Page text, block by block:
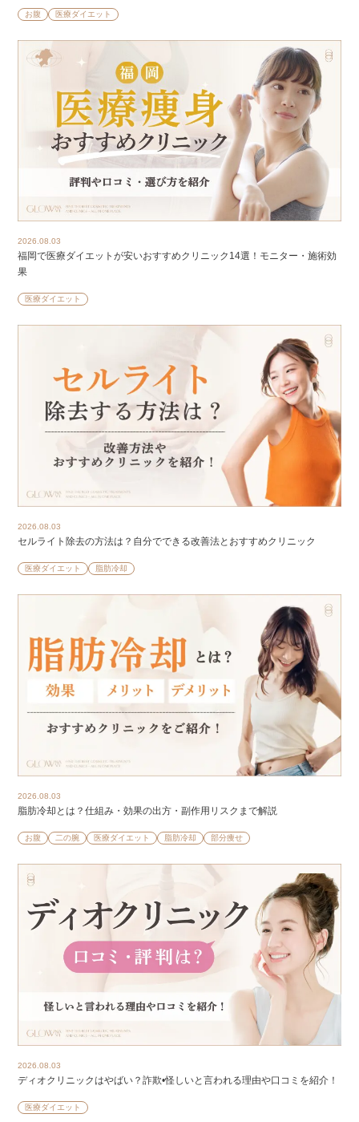
お腹 医療ダイエット
2026.08.03
福岡で医療ダイエットが安いおすすめクリニック14選！モニター・施術効
果
医療ダイエット
2026.08.03
セルライト除去の方法は？自分でできる改善法とおすすめクリニック
医療ダイエット 脂肪冷却
2026.08.03
脂肪冷却とは？仕組み・効果の出方・副作用リスクまで解説
お腹 二の腕 医療ダイエット 脂肪冷却 部分痩せ
2026.08.03
ディオクリニックはやばい？詐欺•怪しいと言われる理由や口コミを紹介！
医療ダイエット